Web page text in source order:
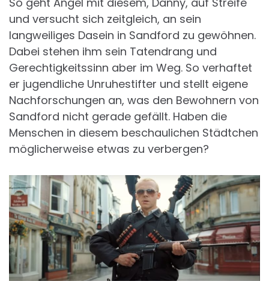
und versucht sich zeitgleich, an sein
langweiliges Dasein in Sandford zu gewöhnen.
Dabei stehen ihm sein Tatendrang und
Gerechtigkeitssinn aber im Weg. So verhaftet
er jugendliche Unruhestifter und stellt eigene
Nachforschungen an, was den Bewohnern von
Sandford nicht gerade gefällt. Haben die
Menschen in diesem beschaulichen Städtchen
möglicherweise etwas zu verbergen?